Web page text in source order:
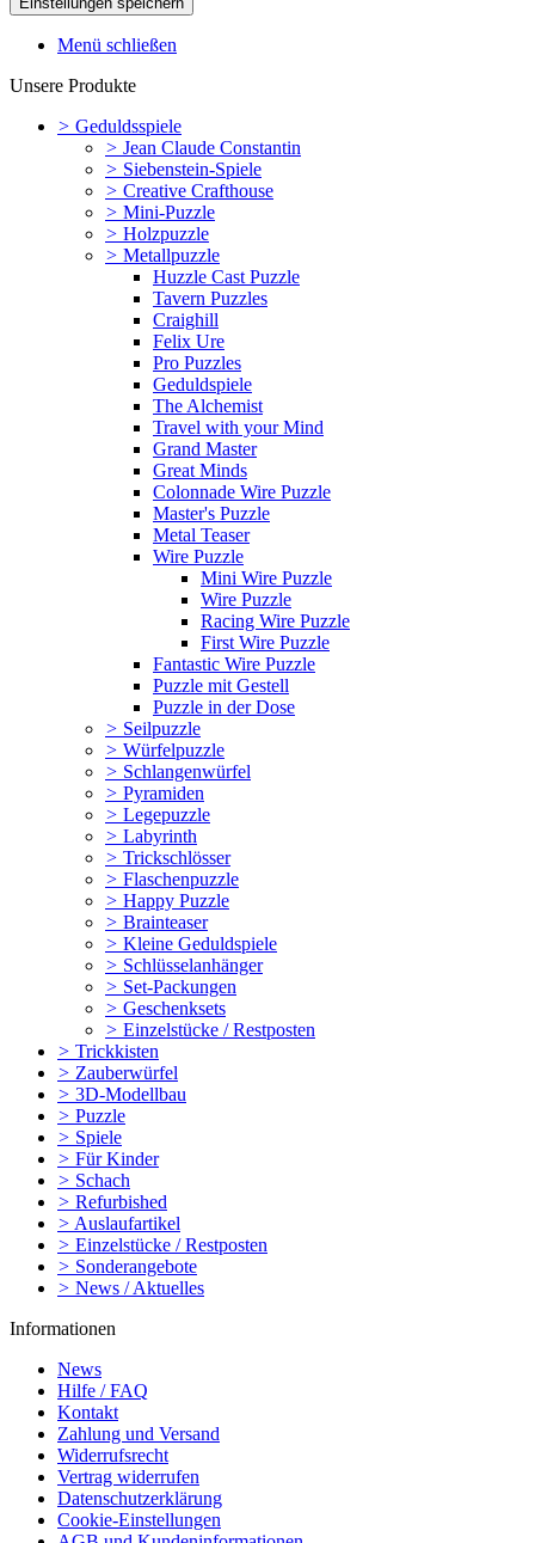
Menü schließen
Unsere Produkte
> Geduldsspiele
> Jean Claude Constantin
> Siebenstein-Spiele
> Creative Crafthouse
> Mini-Puzzle
> Holzpuzzle
> Metallpuzzle
Huzzle Cast Puzzle
Tavern Puzzles
Craighill
Felix Ure
Pro Puzzles
Geduldspiele
The Alchemist
Travel with your Mind
Grand Master
Great Minds
Colonnade Wire Puzzle
Master's Puzzle
Metal Teaser
Wire Puzzle
Mini Wire Puzzle
Wire Puzzle
Racing Wire Puzzle
First Wire Puzzle
Fantastic Wire Puzzle
Puzzle mit Gestell
Puzzle in der Dose
> Seilpuzzle
> Würfelpuzzle
> Schlangenwürfel
> Pyramiden
> Legepuzzle
> Labyrinth
> Trickschlösser
> Flaschenpuzzle
> Happy Puzzle
> Brainteaser
> Kleine Geduldspiele
> Schlüsselanhänger
> Set-Packungen
> Geschenksets
> Einzelstücke / Restposten
> Trickkisten
> Zauberwürfel
> 3D-Modellbau
> Puzzle
> Spiele
> Für Kinder
> Schach
> Refurbished
> Auslaufartikel
> Einzelstücke / Restposten
> Sonderangebote
> News / Aktuelles
Informationen
News
Hilfe / FAQ
Kontakt
Zahlung und Versand
Widerrufsrecht
Vertrag widerrufen
Datenschutzerklärung
Cookie-Einstellungen